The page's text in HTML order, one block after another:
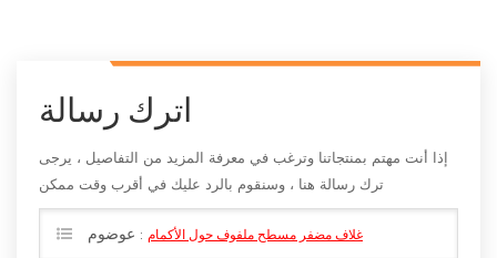
اترك رسالة
إذا أنت مهتم بمنتجاتنا وترغب في معرفة المزيد من التفاصيل ، يرجى
ترك رسالة هنا ، وسنقوم بالرد عليك في أقرب وقت ممكن
عوضوم : غلاف مضفر مسطح ملفوف حول الأكمام